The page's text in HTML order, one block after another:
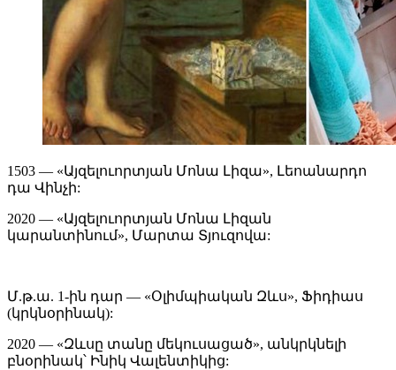
1503 — «Այզելուորտյան Մոնա Լիզա», Լեոանարդո
դա Վինչի:
2020 — «Այզելուորտյան Մոնա Լիզան
կարանտինում», Մարտա Տյուզովա:
Մ.թ.ա. 1-ին դար — «Օլիմպիական Զևս», Ֆիդիաս
(կրկնօրինակ):
2020 — «Զևսը տանը մեկուսացած», անկրկնելի
բնօրինակ՝ Ինիկ Վալենտիկից: